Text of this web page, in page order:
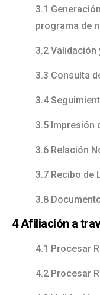
3.1
programa de
3.2 Validación
3.3 Consulta
3.4
3.5 Impresión
3.6 Relación
3.7 Recibo de
3.8
4 Afiliación a
4.1 Procesar
4.2 Procesar